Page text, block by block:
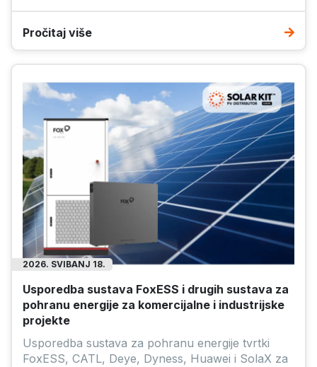
Pročitaj više
2026. SVIBANJ 18.
Usporedba sustava FoxESS i drugih sustava za
pohranu energije za komercijalne i industrijske
projekte
Usporedba sustava za pohranu energije tvrtki
FoxESS, CATL, Deye, Dyness, Huawei i SolaX za